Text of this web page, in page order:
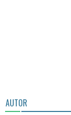
AUTOR